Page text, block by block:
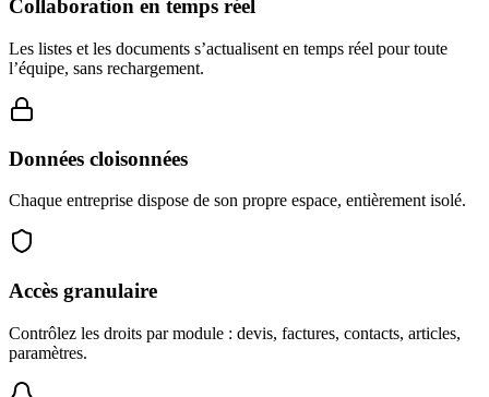
Collaboration en temps réel
Les listes et les documents s’actualisent en temps réel pour toute
l’équipe, sans rechargement.
Données cloisonnées
Chaque entreprise dispose de son propre espace, entièrement isolé.
Accès granulaire
Contrôlez les droits par module : devis, factures, contacts, articles,
paramètres.